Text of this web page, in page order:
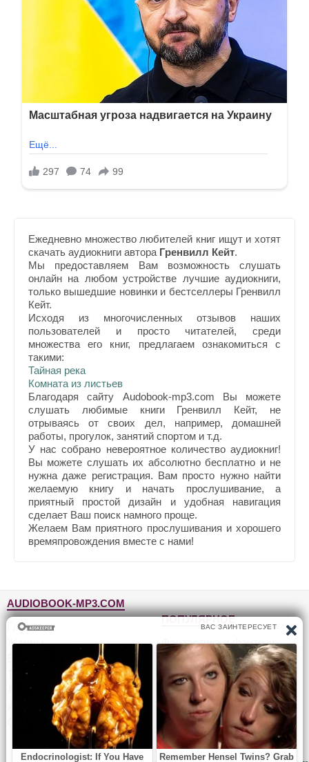
Ежедневно множество любителей книг ищут и хотят
скачать аудиокниги автора Гренвилл Кейт.
Мы предоставляем Вам возможность слушать
онлайн на любом устройстве лучшие аудиокниги,
только вышедшие новинки и бестселлеры Гренвилл
Кейт.
Исходя из многочисленных отзывов наших
пользователей и просто читателей, среди
множества его книг, предлагаем ознакомиться с
такими:
Тайная река
Комната из листьев
Благодаря сайту Audobook-mp3.com Вы можете
слушать любимые книги Гренвилл Кейт, не
отрываясь от своих дел, например, домашней
работы, прогулок, занятий спортом и т.д.
У нас собрано невероятное количество аудиокниг!
Вы можете слушать их абсолютно бесплатно и не
нужна даже регистрация. Вам просто нужно найти
желаемую книгу и начать прослушивание, а
приятный простой дизайн и удобная навигация
сделает Ваш поиск намного проще.
Желаем Вам приятного прослушивания и хорошего
времяпровождения вместе с нами!
AUDIOBOOK-MP3.COM
Главная
Жанры
Топ-100
Авторы
Исполнители
Обратная связь
ПОПУЛЯРНОЕ
Фантастика и фэнтези
Детективы, триллеры
Для детей
Роман, проза
Приключения
Юмор, сатира